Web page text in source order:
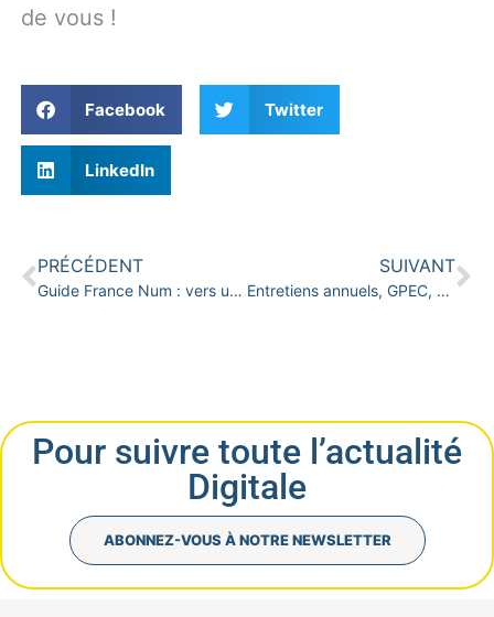
de vous !
Facebook Twitter
LinkedIn
PRÉCÉDENT
Guide France Num : vers une transition numérique souhaitable pour les TPE-PME… comment on l’aborde chez Opens
SUIVANT
Entretiens annuels, GPEC, gestion des talents : l’IA pour structurer, pas pour décider
Pour suivre toute l’actualité
Digitale
ABONNEZ-VOUS À NOTRE NEWSLETTER